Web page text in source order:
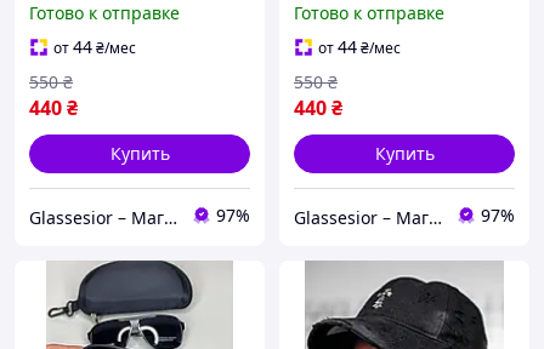
прямоугольные, металл
8712 С1
Готово к отправке
от44₴/мес
440₴
550 ₴
Купить
Glassesior – Магазин оптики 97%
коричневые,
прямоугольная форма,
металл 8712 С2
Готово к отправке
от44₴/мес
440₴
550 ₴
Купить
Glassesior – Магазин оптики 97%